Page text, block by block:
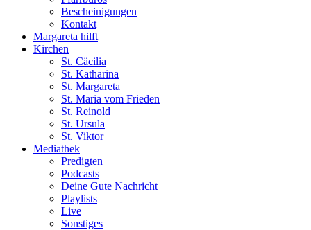
Bescheinigungen
Kontakt
Margareta hilft
Kirchen
St. Cäcilia
St. Katharina
St. Margareta
St. Maria vom Frieden
St. Reinold
St. Ursula
St. Viktor
Mediathek
Predigten
Podcasts
Deine Gute Nachricht
Playlists
Live
Sonstiges